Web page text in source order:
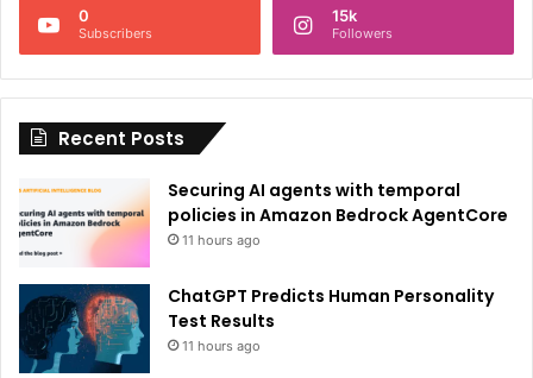
i
:
0
Subscribers
15k
Followers
Recent Posts
Securing AI agents with temporal
policies in Amazon Bedrock AgentCore
11 hours ago
ChatGPT Predicts Human Personality
Test Results
11 hours ago